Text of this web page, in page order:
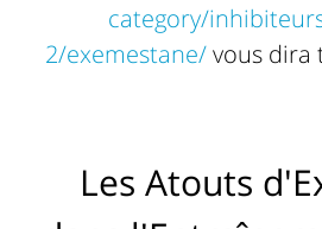
category/
2/exemestane/vous dira
Les Atouts